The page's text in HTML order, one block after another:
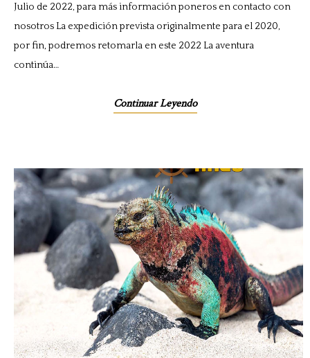
Julio de 2022, para más información poneros en contacto con
nosotros La expedición prevista originalmente para el 2020,
por fin, podremos retomarla en este 2022 La aventura
continúa…
Continuar Leyendo